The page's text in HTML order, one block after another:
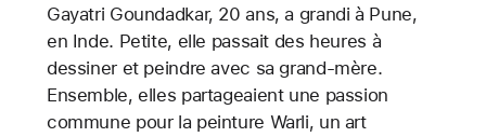
Gayatri Goundadkar, 20 ans, a grandi à Pune,
en Inde. Petite, elle passait des heures à
dessiner et peindre avec sa grand-mère.
Ensemble, elles partageaient une passion
commune pour la peinture Warli, un art